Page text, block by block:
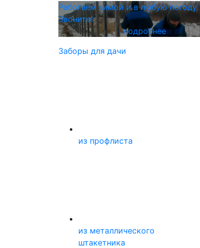
Работаем зимой и в любую погоду.
Звоните!
подробнее
Заборы для дачи
из профлиста
из металлического
штакетника